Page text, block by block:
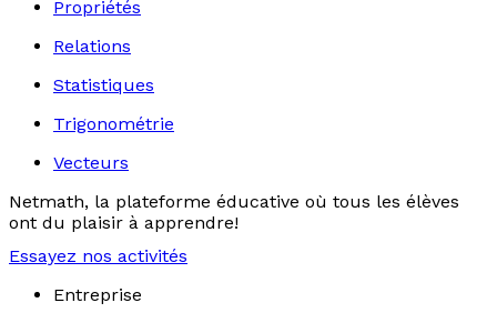
Propriétés
Relations
Statistiques
Trigonométrie
Vecteurs
Netmath, la plateforme éducative où tous les élèves
ont du plaisir à apprendre!
Essayez nos activités
Entreprise